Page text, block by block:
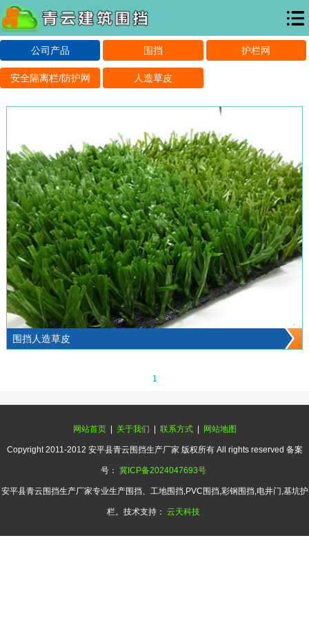
公司产品 围挡 护栏网
安全隔离栏/防护网 人造草皮
围挡人造草皮
1
网站首页 关于我们 联系方式 网站地图
Copyright 2011-2012 安平县青云围挡生产厂家 版权所有 All rights reserved 备案
号： 冀ICP备2024047693号
安平县青云围挡生产厂家专业生产围挡、工地围挡,PVC围挡,彩钢围挡,电井门,基坑护
栏。技术支持： 云天科技